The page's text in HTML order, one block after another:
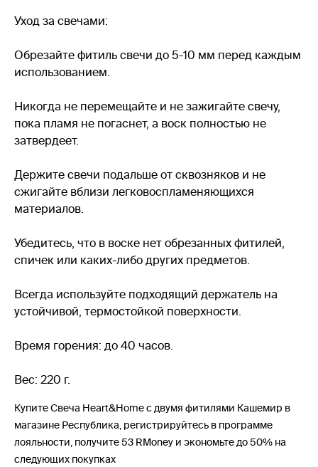
Уход за свечами:
Обрезайте фитиль свечи до 5-10 мм перед каждым
использованием.
Никогда не перемещайте и не зажигайте свечу,
пока пламя не погаснет, а воск полностью не
затвердеет.
Держите свечи подальше от сквозняков и не
сжигайте вблизи легковоспламеняющихся
материалов.
Убедитесь, что в воске нет обрезанных фитилей,
спичек или каких-либо других предметов.
Всегда используйте подходящий держатель на
устойчивой, термостойкой поверхности.
Время горения: до 40 часов.
Вес: 220 г.
Купите Свеча Heart&Home с двумя фитилями Кашемир в
магазине Республика, регистрируйтесь в программе
лояльности, получите 53 RMoney и экономьте до 50% на
следующих покупках